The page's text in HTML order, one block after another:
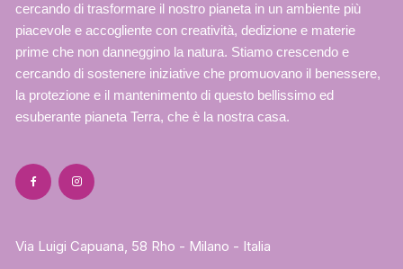
cercando di trasformare il nostro pianeta in un ambiente più
piacevole e accogliente con creatività, dedizione e materie
prime che non danneggino la natura. Stiamo crescendo e
cercando di sostenere iniziative che promuovano il benessere,
la protezione e il mantenimento di questo bellissimo ed
esuberante pianeta Terra, che è la nostra casa.
Via Luigi Capuana, 58 Rho - Milano - Italia